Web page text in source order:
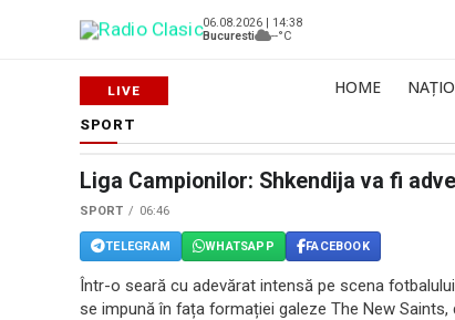
06.08.2026 | 14:38
Bucuresti
--°C
HOME
SPORT
Liga Campionilor: Shkendija va fi
SPORT 06:46
TELEGRAM WHATSAPP FACEBOOK
Într-o seară cu adevărat intensă pe scena
se impună în fața formației galeze The New